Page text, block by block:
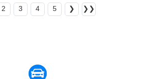
2 3 4 5 ❯ ❯❯